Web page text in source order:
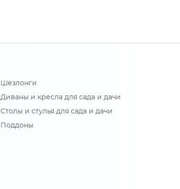
Шезлонги
Диваны и кресла для сада и дачи
Столы и стулья для сада и дачи
Поддоны